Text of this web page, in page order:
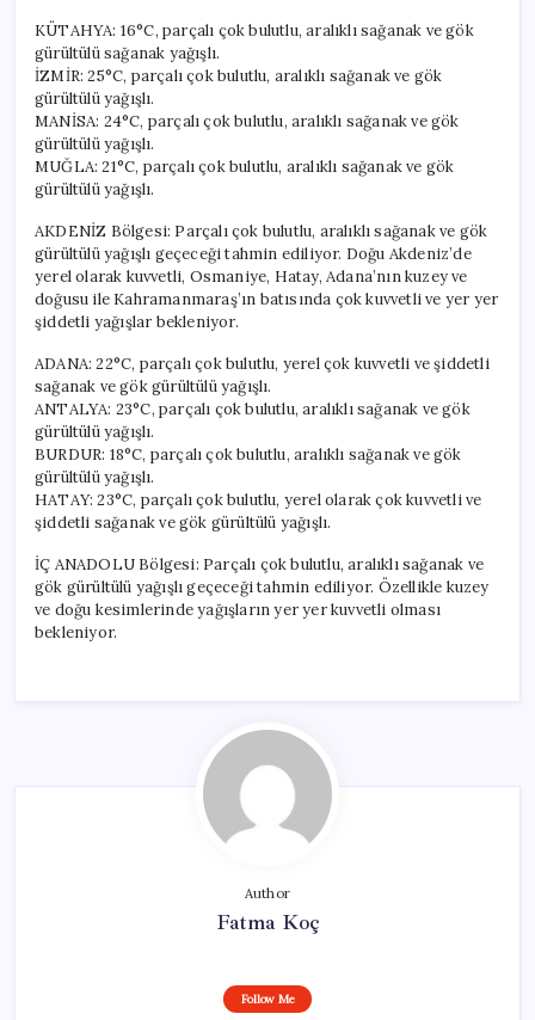
KÜTAHYA: 16°C, parçalı çok bulutlu, aralıklı sağanak ve gök
gürültülü sağanak yağışlı.
İZMİR: 25°C, parçalı çok bulutlu, aralıklı sağanak ve gök
gürültülü yağışlı.
MANİSA: 24°C, parçalı çok bulutlu, aralıklı sağanak ve gök
gürültülü yağışlı.
MUĞLA: 21°C, parçalı çok bulutlu, aralıklı sağanak ve gök
gürültülü yağışlı.
AKDENİZ Bölgesi: Parçalı çok bulutlu, aralıklı sağanak ve gök
gürültülü yağışlı geçeceği tahmin ediliyor. Doğu Akdeniz’de
yerel olarak kuvvetli, Osmaniye, Hatay, Adana’nın kuzey ve
doğusu ile Kahramanmaraş’ın batısında çok kuvvetli ve yer yer
şiddetli yağışlar bekleniyor.
ADANA: 22°C, parçalı çok bulutlu, yerel çok kuvvetli ve şiddetli
sağanak ve gök gürültülü yağışlı.
ANTALYA: 23°C, parçalı çok bulutlu, aralıklı sağanak ve gök
gürültülü yağışlı.
BURDUR: 18°C, parçalı çok bulutlu, aralıklı sağanak ve gök
gürültülü yağışlı.
HATAY: 23°C, parçalı çok bulutlu, yerel olarak çok kuvvetli ve
şiddetli sağanak ve gök gürültülü yağışlı.
İÇ ANADOLU Bölgesi: Parçalı çok bulutlu, aralıklı sağanak ve
gök gürültülü yağışlı geçeceği tahmin ediliyor. Özellikle kuzey
ve doğu kesimlerinde yağışların yer yer kuvvetli olması
bekleniyor.
Author
Fatma Koç
Follow Me